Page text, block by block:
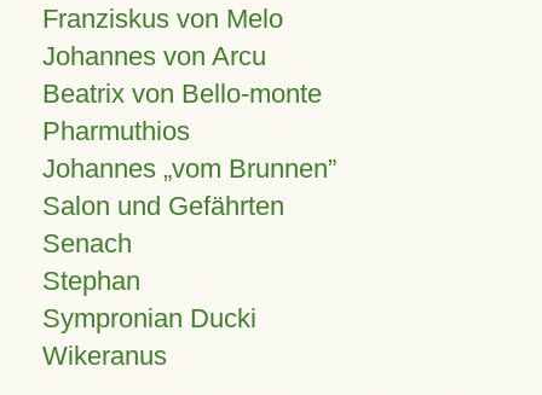
Franziskus von Melo
Johannes von Arcu
Beatrix von Bello-monte
Pharmuthios
Johannes vom Brunnen
Salon und Gefährten
Senach
Stephan
Sympronian Ducki
Wikeranus